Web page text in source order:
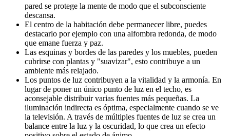
pared se protege la mente de modo que el subconsciente
descansa.
El centro de la habitación debe permanecer libre, puedes
destacarlo por ejemplo con una alfombra redonda, de modo
que emane fuerza y paz.
Las esquinas y bordes de las paredes y los muebles, pueden
cubrirse con plantas y "suavizar", esto contribuye a un
ambiente más relajado.
Los puntos de luz contribuyen a la vitalidad y la armonía. En
lugar de poner un único punto de luz en el techo, es
aconsejable distribuir varias fuentes más pequeñas. La
iluminación indirecta es óptima, especialmente cuando se ve
la televisión. A través de múltiples fuentes de luz se crea un
balance entre la luz y la oscuridad, lo que crea un efecto